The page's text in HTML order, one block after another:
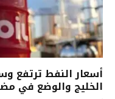
أسعار النفط ترتفع
الخليج والوضع في